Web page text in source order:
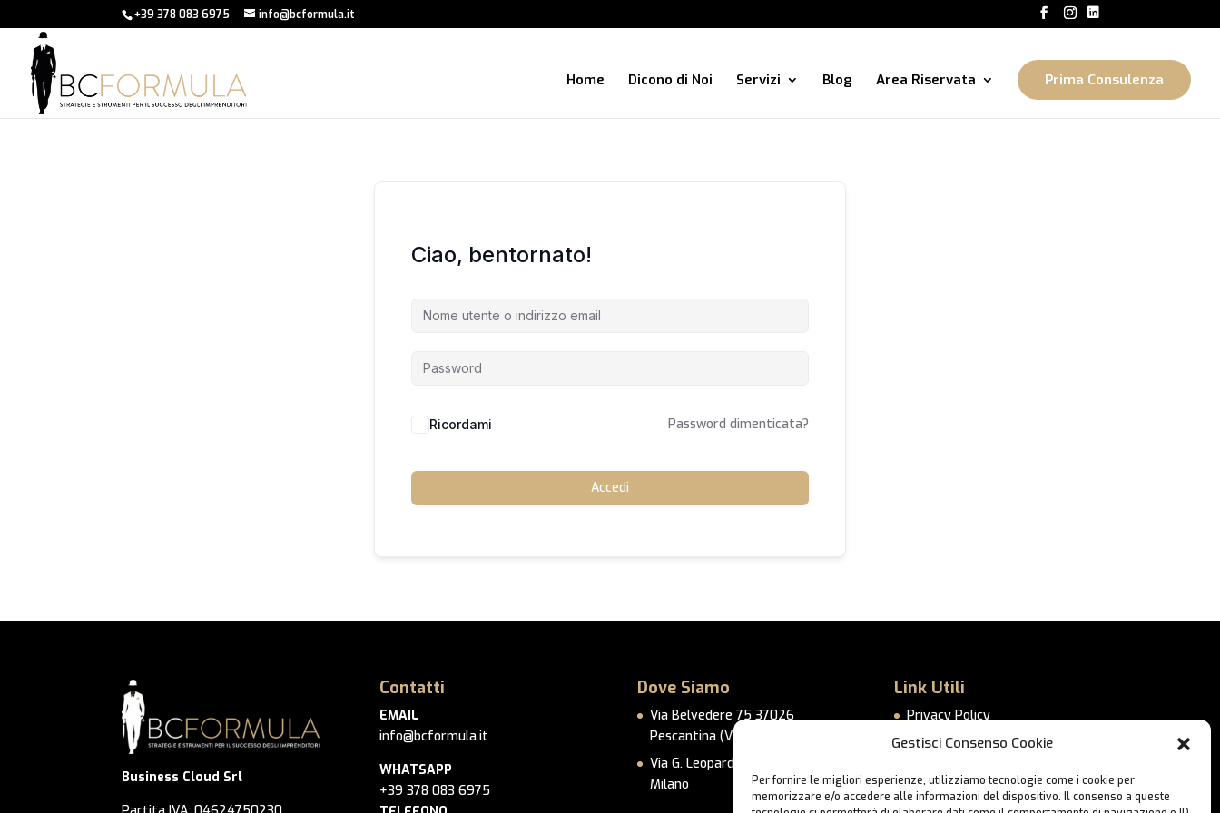
Gestisci Consenso Cookie
Per fornire le migliori esperienze, utilizziamo tecnologie come i cookie per
memorizzare e/o accedere alle informazioni del dispositivo. Il consenso a queste
+39 378 083 6975 info@bcformula.it
Home Dicono di Noi Servizi Blog Area Riservata Prima Consulenza
Ciao, bentornato!
Ricordami Password dimenticata?
Accedi
Business Cloud Srl
Contatti
EMAIL
info@bcformula.it
WHATSAPP
+39 378 083 6975
Dove Siamo
Via Belvedere 75 37026
Pescantina (VR)
Via G. Leopardi 14 – 20123 –
Milano
Link Utili
Privacy Policy
Cookie Policy
Contatti